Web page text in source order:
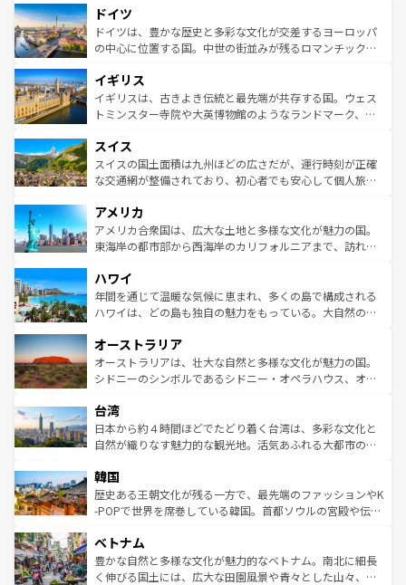
せる。地方によって風土や気候が異なるスペインはその個
性で訪れる人を魅了する。 なお、新着のスペイン情報は コ
ンテンツ一覧を参照してほしい。
で、幅広い魅力が詰まっている。華麗な宮殿、歴史的な大
聖堂、美しいビーチ、そして豊かな自然が、訪れる者を心
から魅了する。また、フランスは美食の国としても知ら
いる。シャンパンの発祥地であるランス、プロヴァンスの
香り高いラベンダー畑など、多彩な楽しみ方が可能だ。さ
らに、パリ以外の地域にも魅力が溢れており、どの街角に
れる地方に足を運ぶとそれぞれで全く異なる文化を体験で
きるだろう。 なお、新着のフランス情報はコンテンツ一覧
を参照してほしい。
ドイツ
ドイツは、豊かな歴史と多彩な文化が交差するヨーロッパ
の中心に位置する国。中世の街並みが残るロマンチック街
顔を持つこの国は、どこを歩いても飽きることがない。ベ
ルリンの文化的活気、バイエルン州のアルプスの絶景、そ
してライン川沿いのワイン畑といった風景は必見。ビール
は、お酒好きな人にはぜひ体験してほしい。 なお、新着の
ドイツ情報はコンテンツ一覧を参照してほしい。
イギリス
イギリスは、古きよき伝統と最先端が共存する国。ウェス
トミンスター寺院や大英博物館のようなランドマーク、歴
リアごとに異なる魅力がある。また、優雅なアフタヌーン
ティー、ビール好きにはたまらない英国パブ、サッカー観
戦など、本場だからこそできる体験も豊富。イギリスを旅
ンツ一覧を参照してほしい。
スイス
スイスの国土面積は九州ほどの広さだが、運行時刻が正確
な交通網が整備されており、初心者でも安心して個人旅行
の建物がそのまま残る町や、スイスならではのユニークな
博物館もあり、アルプス観光だけでなく町歩きも満喫する
ことができる。国民の所得が高いため物価も高いが、旅行
ば市内交通費無料で観光を楽しむこともできる。 なお、新
着のスイス情報はコンテンツ一覧 を参照してほしい。
アメリカ
アメリカ合衆国は、広大な土地と多様な文化が魅力の国。
東海岸の都市部から西海岸のカリフォルニアまで、訪れる
のような巨大都市は、観光、ショッピング、エンターテイ
ンメントが詰まった刺激的なスポットだ。一方、アメリカ
西部には大自然が広がり、グランドキャニオンやイエロー
部のニューオーリンズでは、音楽と美食が融合した独特の
文化が魅力。旅行者はアメリカの各地域で異なる魅力を楽
しみながら、その多様性と豊かな歴史を感じることができ
ならではの贅沢な旅のスタイルだ。 なお、新着のアメリカ
情報はコンテンツ一覧を参照してほしい。
ハワイ
年間を通じて温暖な気候に恵まれ、多くの島で構成される
ハワイは、どの島も独自の魅力をもっている。大自然の神
ワイ島は見逃せない。また、定番の観光地といえばオアフ
島だが、静かな自然を求めるならマウイ島やカウアイ島が
おすすめ。エメラルドグリーンに輝く海をはじめ、豊かな
れるおもてなしの心で訪れる人々を迎えてくれるハワイの
人々、おいしいローカルフードやハワイアンミュージッ
ク、伝統的なフラダンスなど、すべてがハワイの魅力を彩
ワイを、存分に味わってほしい。 なお、新着のハワイ情報
はコンテンツ一覧を参照してほしい。
オーストラリア
オーストラリアは、壮大な自然と多様な文化が魅力の国。
シドニーのシンボルであるシドニー・オペラハウス、オー
リアリーフや大陸中央部にそびえるウルル（エアーズロッ
ク）、タスマニアの美しい原生林やケアンズの熱帯雨林な
ど、見どころがたくさん。また、カフェやワイン、オージ
いる。アクティビティも充実しており、サーフィンやダイ
ビング、ハイキングなど、アウトドア好きにはたまらな
い。オーストラリアの多彩な魅力を存分に味わいつくそ
参照してほしい。
台湾
日本から約４時間ほどでたどり着く台湾は、多彩な文化と
自然が織りなす魅力的な観光地。活気あふれる大都市の台
ン）、静ひつな山岳地帯である台湾東部など、都市の喧騒
と山間の静けさが共存しており、訪れる人に新しい発見と
驚きをもたらしてくれる。また、奥深い台湾の食文化も魅
容にもいいと評判のスイーツなど、バラエティ豊かな料理
が味わえる。 なお、新着の台湾情報は コンテンツ一覧を参
照してほしい。
韓国
歴史ある王朝文化が残る一方で、最先端のファッションやK
-POPで世界を席巻している韓国。首都ソウルの宮殿や伝統
き、地方に足を延ばせば四季折々の自然美を楽しむことが
できる。そして、キムチや焼肉、絶品のストリートフード
まで、さまざまな韓国料理が待っている。夜には、韓国な
ベトナム
豊かな自然と多様な文化が魅力的なベトナム。南北に細長
く伸びる国土には、広大な田園風景や青々とした山々、世